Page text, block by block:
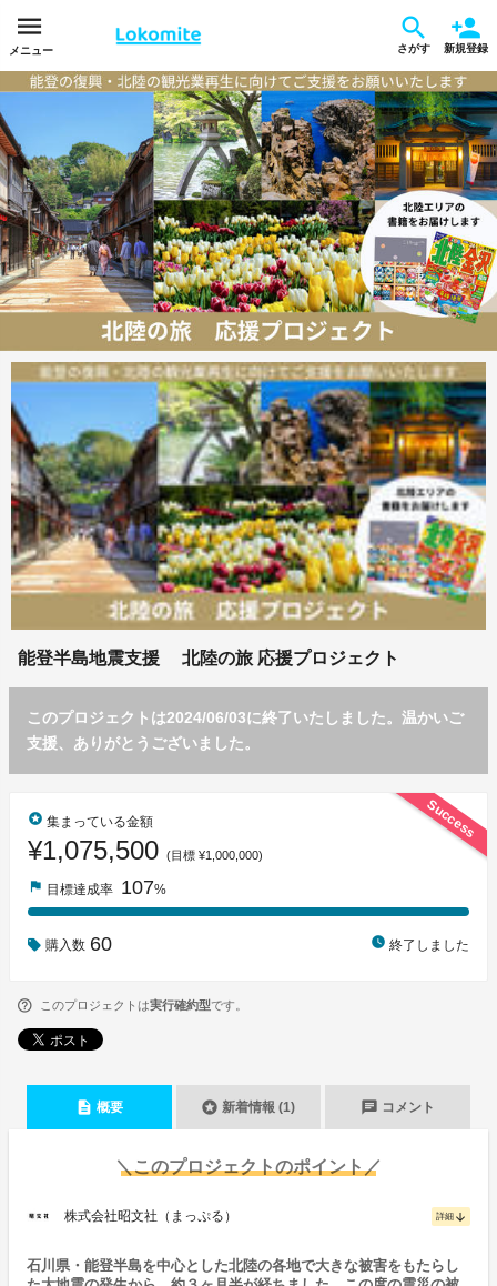
メニュー さがす 新規登録
能登半島地震支援 北陸の旅 応援プロジェクト
このプロジェクトは2024/06/03に終了いたしました。温かいご
支援、ありがとうございました。
Success
stars 集まっている金額
¥1,075,500 (目標 ¥1,000,000)
flag 目標達成率 107%
購入数 60 watch_later 終了しました
このプロジェクトは実行確約型です。
description 概要 stars 新着情報 (1) chat コメント
＼このプロジェクトのポイント／
株式会社昭文社（まっぷる） 詳細 arrow_downward
石川県・能登半島を中心とした北陸の各地で大きな被害をもたらし